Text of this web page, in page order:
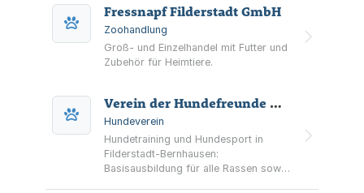
Fressnapf Filderstadt GmbH
Zoohandlung
Groß- und Einzelhandel mit Futter und
Zubehör für Heimtiere.
Verein der Hundefreunde Bernhausen und Umgebung
Hundeverein
Hundetraining und Hundesport in
Filderstadt-Bernhausen:
Basisausbildung für alle Rassen sowie